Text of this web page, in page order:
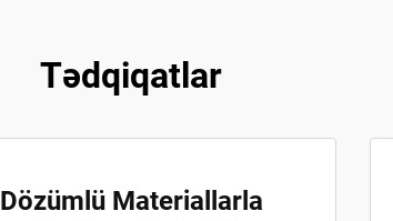
Tədqiqatlar
Dözümlü Materiallarla